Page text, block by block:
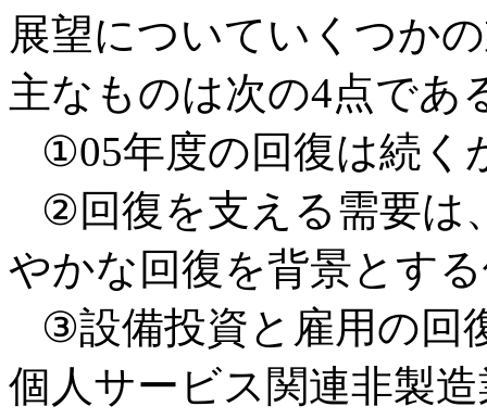
展望についていくつか
主なものは次の4点であ
①05年度の回復は続く
②回復を支える需要は
やかな回復を背景とす
③設備投資と雇用の回
個人サービス関連非製